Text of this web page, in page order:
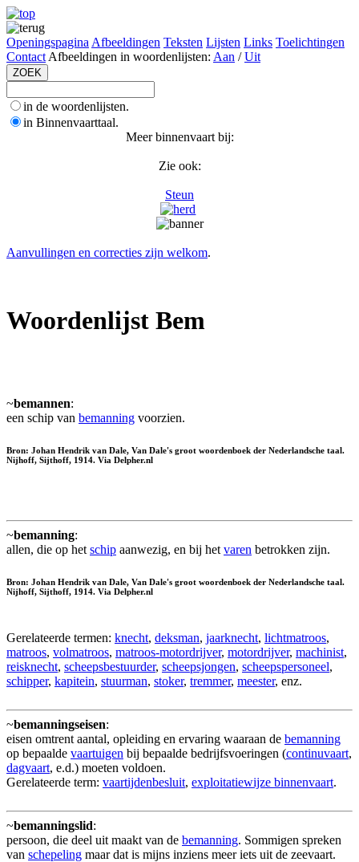
Openingspagina Afbeeldingen Teksten Lijsten Links Toelichtingen
Contact Afbeeldingen in woordenlijsten: Aan /Uit
in de woordenlijsten.
in Binnenvaarttaal.
Meer binnenvaart bij:
Zie ook:
Steun
Aanvullingen en correcties zijn welkom.
Woordenlijst Bem
~bemannen:
een schip van bemanning voorzien.
Bron: Johan Hendrik van Dale, Van Dale's groot woordenboek der Nederlandsche taal.
Nijhoff, Sijthoff, 1914. Via Delpher.nl
~bemanning:
allen, die op het schip aanwezig, en bij het varen betrokken zijn.
Bron: Johan Hendrik van Dale, Van Dale's groot woordenboek der Nederlandsche taal.
Nijhoff, Sijthoff, 1914. Via Delpher.nl
Gerelateerde termen: knecht, deksman, jaarknecht, lichtmatroos,
matroos, volmatroos, matroos-motordrijver, motordrijver, machinist,
reisknecht, scheepsbestuurder, scheepsjongen, scheepspersoneel,
schipper, kapitein, stuurman, stoker, tremmer, meester, enz.
~bemanningseisen:
eisen omtrent aantal, opleiding en ervaring waaraan de bemanning
op bepaalde vaartuigen bij bepaalde bedrijfsvoeringen (continuvaart,
dagvaart, e.d.) moeten voldoen.
Gerelateerde term: vaartijdenbesluit, exploitatiewijze binnenvaart.
~bemanningslid:
persoon, die deel uit maakt van de bemanning. Sommigen spreken
van schepeling maar dat is mijns inziens meer iets uit de zeevaart.